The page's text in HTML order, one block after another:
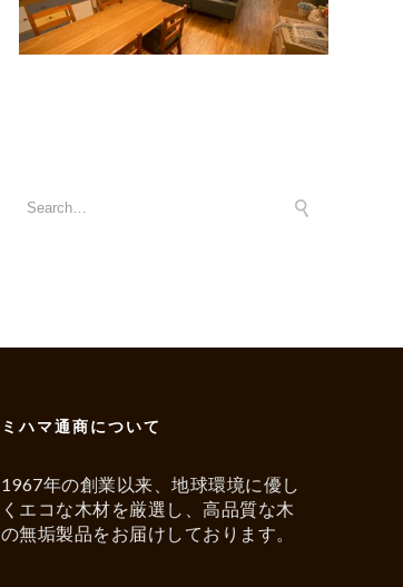
ミハマ通商について
1967年の創業以来、地球環境に優し
くエコな木材を厳選し、高品質な木
の無垢製品をお届けしております。